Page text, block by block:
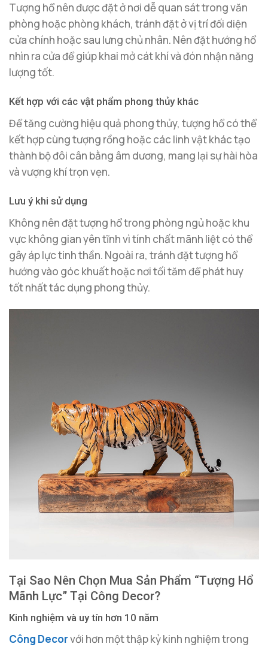
Tượng hổ nên được đặt ở nơi dễ quan sát trong văn
phòng hoặc phòng khách, tránh đặt ở vị trí đối diện
cửa chính hoặc sau lưng chủ nhân. Nên đặt hướng hổ
nhìn ra cửa để giúp khai mở cát khí và đón nhận năng
lượng tốt.
Kết hợp với các vật phẩm phong thủy khác
Để tăng cường hiệu quả phong thủy, tượng hổ có thể
kết hợp cùng tượng rồng hoặc các linh vật khác tạo
thành bộ đôi cân bằng âm dương, mang lại sự hài hòa
và vượng khí trọn vẹn.
Lưu ý khi sử dụng
Không nên đặt tượng hổ trong phòng ngủ hoặc khu
vực không gian yên tĩnh vì tính chất mãnh liệt có thể
gây áp lực tinh thần. Ngoài ra, tránh đặt tượng hổ
hướng vào góc khuất hoặc nơi tối tăm để phát huy
tốt nhất tác dụng phong thủy.
Tại Sao Nên Chọn Mua Sản Phẩm “Tượng Hổ
Mãnh Lực” Tại Công Decor?
Kinh nghiệm và uy tín hơn 10 năm
Công Decorvới hơn một thập kỷ kinh nghiệm trong